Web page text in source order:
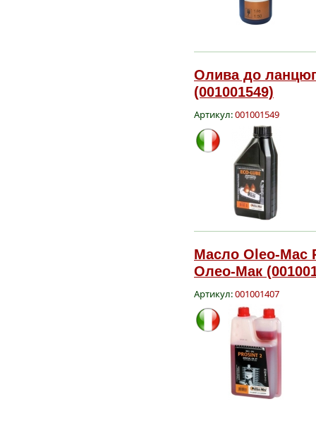
Олива до
(001001549)
Артикул:001001549
Масло Oleo-Mac
Олео-Мак
Артикул:001001407